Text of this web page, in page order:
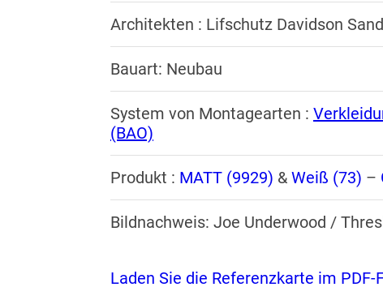
Architekten : Lifschutz Davidson
Bauart: Neubau
System von Montagearten :
(BAO)
Produkt : MATT (9929) & Weiß (73) –
Bildnachweis: Joe Underwood /
Laden Sie die Referenzkarte im